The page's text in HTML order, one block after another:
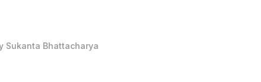
Sukanta Bhattacharya